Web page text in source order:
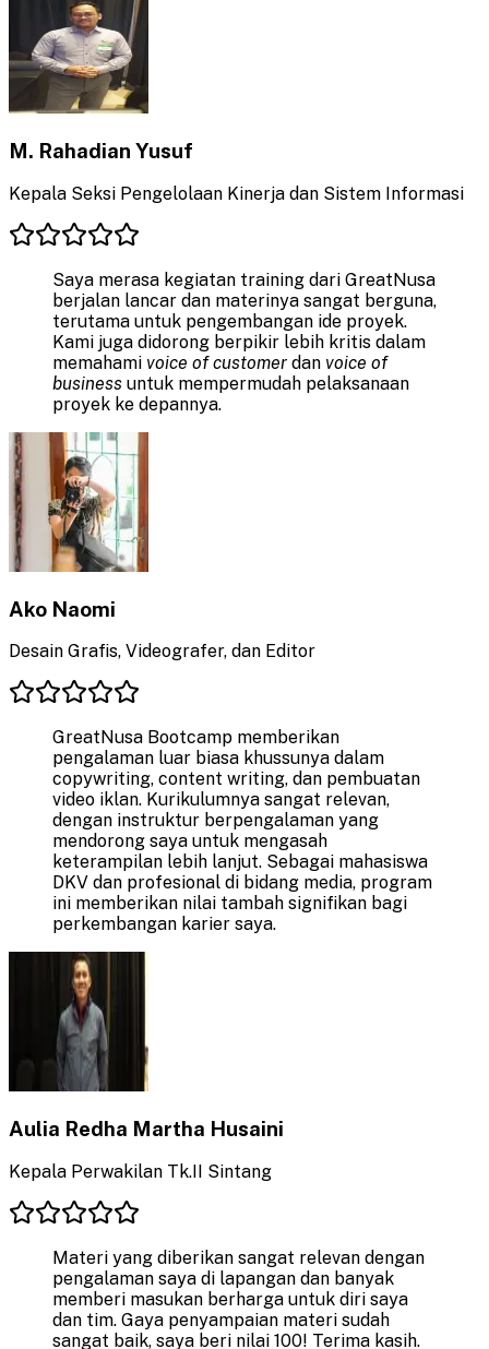
M. Rahadian Yusuf
Kepala Seksi Pengelolaan Kinerja dan Sistem Informasi
Saya merasa kegiatan training dari GreatNusa
berjalan lancar dan materinya sangat berguna,
terutama untuk pengembangan ide proyek.
Kami juga didorong berpikir lebih kritis dalam
memahami voice of customer dan voice of
business untuk mempermudah pelaksanaan
proyek ke depannya.
Ako Naomi
Desain Grafis, Videografer, dan Editor
GreatNusa Bootcamp memberikan
pengalaman luar biasa khussunya dalam
copywriting, content writing, dan pembuatan
video iklan. Kurikulumnya sangat relevan,
dengan instruktur berpengalaman yang
mendorong saya untuk mengasah
keterampilan lebih lanjut. Sebagai mahasiswa
DKV dan profesional di bidang media, program
ini memberikan nilai tambah signifikan bagi
perkembangan karier saya.
Aulia Redha Martha Husaini
Kepala Perwakilan Tk.II Sintang
Materi yang diberikan sangat relevan dengan
pengalaman saya di lapangan dan banyak
memberi masukan berharga untuk diri saya
dan tim. Gaya penyampaian materi sudah
sangat baik, saya beri nilai 100! Terima kasih.